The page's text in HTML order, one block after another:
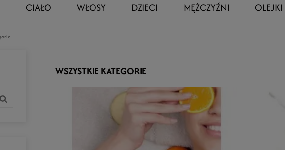
CIAŁO WŁOSY DZIECI MĘŻCZYŹNI OLEJKI
WSZYSTKIE KATEGORIE